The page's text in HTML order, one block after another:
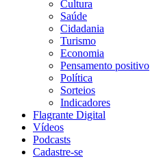
Cultura
Saúde
Cidadania
Turismo
Economia
Pensamento positivo
Política
Sorteios
Indicadores
Flagrante Digital
Vídeos
Podcasts
Cadastre-se